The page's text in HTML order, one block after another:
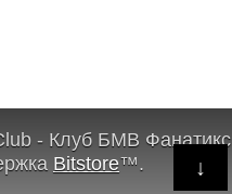
↓
- Клуб БМВ Фанатикс
Bitstore™.